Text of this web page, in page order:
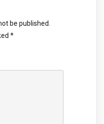
be published.
*